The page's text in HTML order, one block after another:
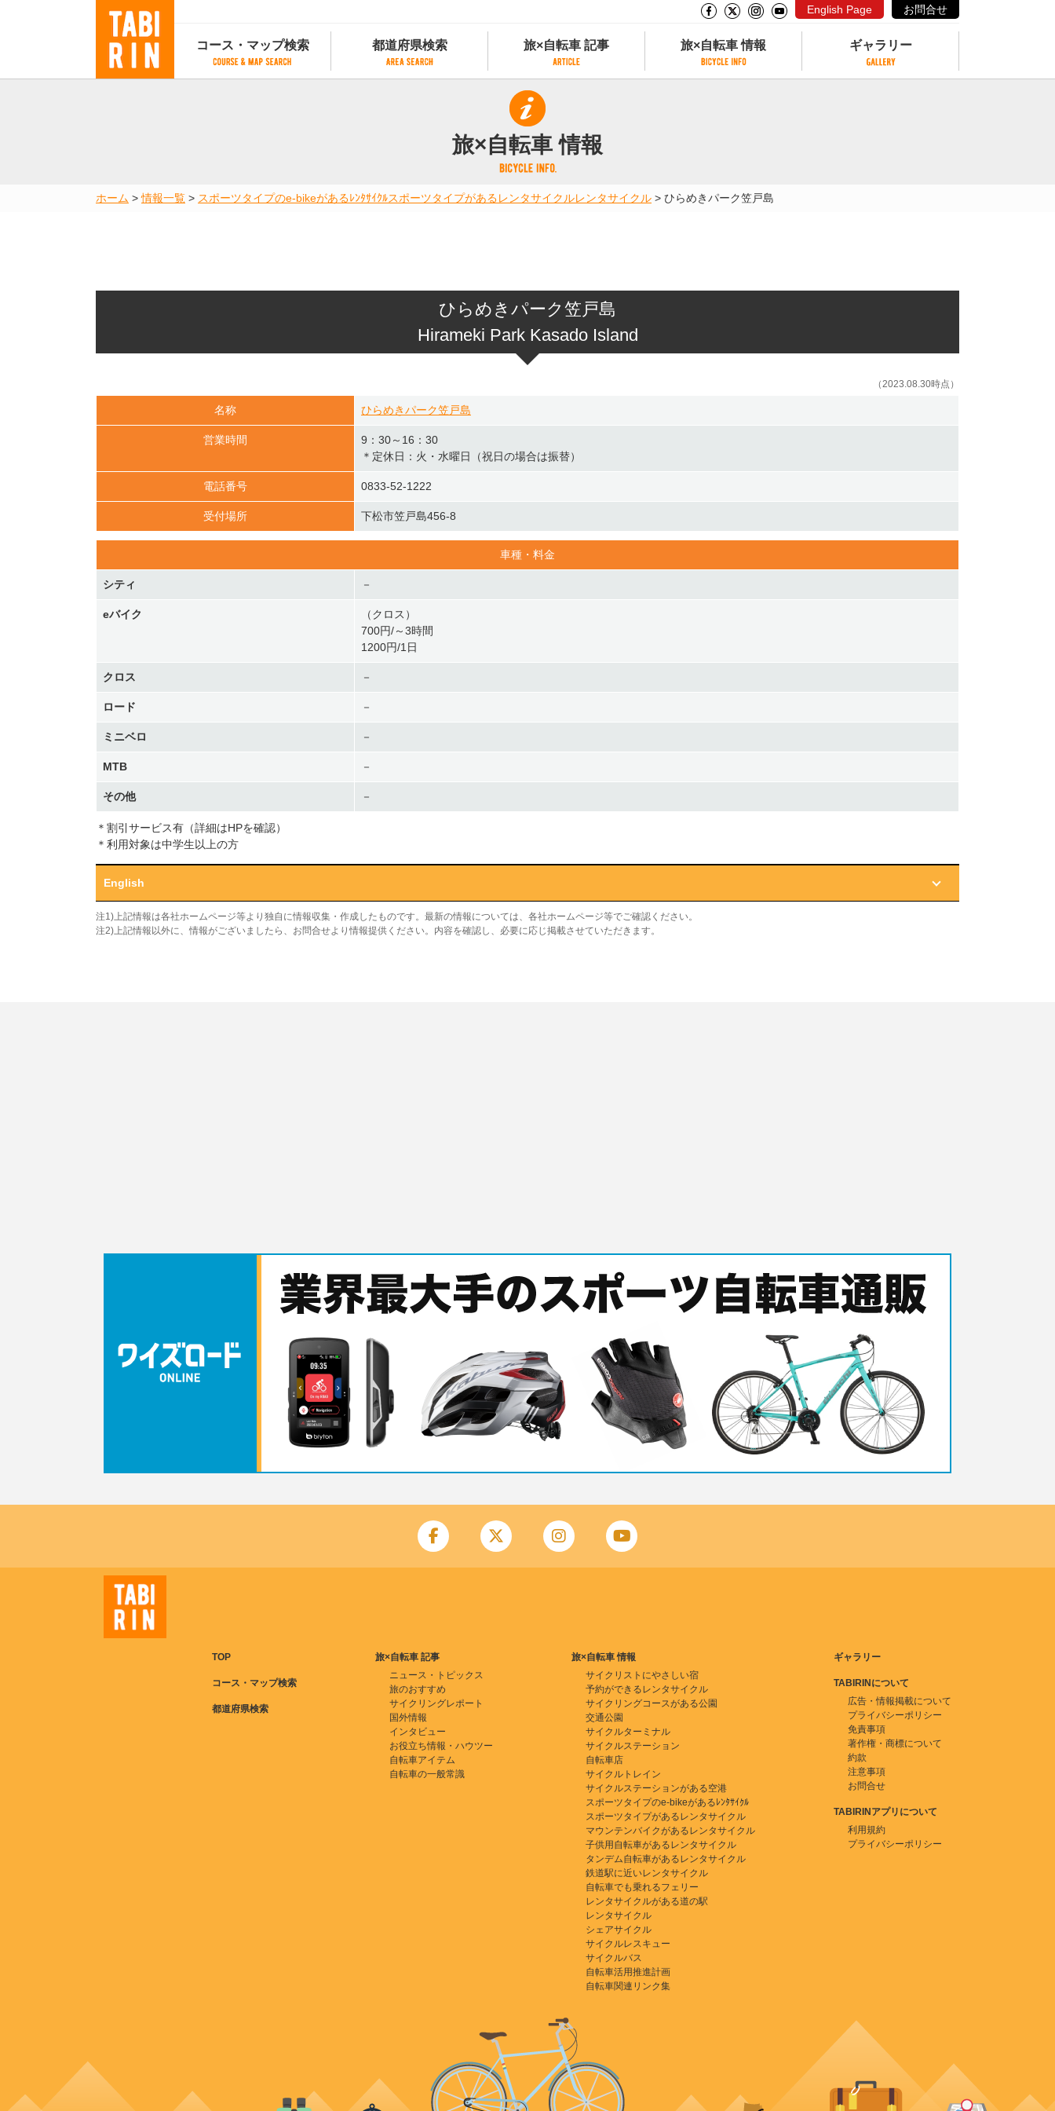
English Page お問合せ
コース・マップ検索
地図から検索
都道府県検索
都道府県別サイクリング情報
都道府県アクセスランキング
旅×自転車 記事
旅×自転車 記事
記事一覧
カテゴリから探す
タグから探す
旅×自転車 情報
サイクリストにやさしい宿
サイクルトレイン
予約ができるレンタサイクル
タンデム自転車があるレンタサイクル
サイクルターミナル
ギャラリー
旅×自転車 情報
ホーム >情報一覧 > スポーツタイプのe-bikeがあるﾚﾝﾀｻｲｸﾙスポーツタイプがあるレンタサイクルレンタサイクル > ひらめきパーク笠戸島
ひらめきパーク笠戸島
Hirameki Park Kasado Island
（2023.08.30時点）
名称 ひらめきパーク笠戸島
営業時間
9：30～16：30
＊定休日：火・水曜日（祝日の場合は振替）
電話番号 0833-52-1222
受付場所 下松市笠戸島456-8
車種・料金
シティ －
eバイク
（クロス）
700円/～3時間
1200円/1日
クロス －
ロード －
ミニベロ －
MTB －
その他 －
＊割引サービス有（詳細はHPを確認）
＊利用対象は中学生以上の方
English
注1)上記情報は各社ホームページ等より独自に情報収集・作成したものです。最新の情報については、各社ホームページ等でご確認ください。
注2)上記情報以外に、情報がございましたら、お問合せより情報提供ください。内容を確認し、必要に応じ掲載させていただきます。
TOP
コース・マップ検索
都道府県検索
旅×自転車 記事
ニュース・トピックス
旅のおすすめ
サイクリングレポート
国外情報
インタビュー
お役立ち情報・ハウツー
自転車アイテム
自転車の一般常識
旅×自転車 情報
サイクリストにやさしい宿
予約ができるレンタサイクル
サイクリングコースがある公園
交通公園
サイクルターミナル
サイクルステーション
自転車店
サイクルトレイン
サイクルステーションがある空港
スポーツタイプのe-bikeがあるﾚﾝﾀｻｲｸﾙ
スポーツタイプがあるレンタサイクル
マウンテンバイクがあるレンタサイクル
子供用自転車があるレンタサイクル
タンデム自転車があるレンタサイクル
鉄道駅に近いレンタサイクル
自転車でも乗れるフェリー
レンタサイクルがある道の駅
レンタサイクル
シェアサイクル
サイクルレスキュー
サイクルバス
自転車活用推進計画
自転車関連リンク集
ギャラリー
TABIRINについて
広告・情報掲載について
プライバシーポリシー
免責事項
著作権・商標について
約款
注意事項
お問合せ
TABIRINアプリについて
利用規約
プライバシーポリシー